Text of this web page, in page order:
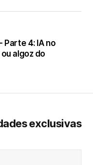
Parte 4: IA no
algoz do
exclusivas